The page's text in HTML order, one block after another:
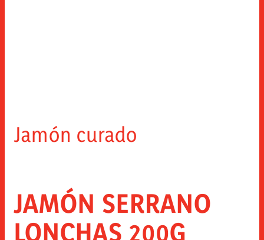
JAMÓN SERRANO
LONCHAS 200G
Jamón curado